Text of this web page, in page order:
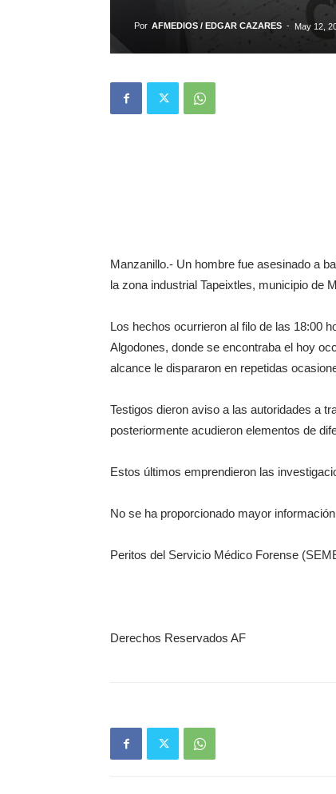
Por AFMEDIOS / EDGAR CAZARES - May 12,
Manzanillo.- Un hombre fue asesinado a
la zona industrial Tapeixtles, municipio de
Los hechos ocurrieron al filo de las 18:00
Algodones, donde se encontraba el hoy
alcance le dispararon en repetidas
Testigos dieron aviso a las autoridades a
posteriormente acudieron elementos de
Estos últimos emprendieron las
No se ha proporcionado mayor
Peritos del Servicio Médico Forense
Derechos Reservados AF